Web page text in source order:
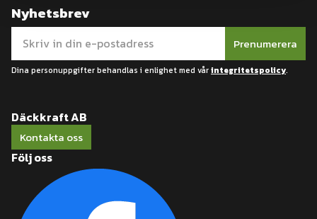
Nyhetsbrev
Prenumerera
Dina personuppgifter behandlas i enlighet med vårintegritetspolicy.
Däckkraft AB
Kontakta oss
Följ oss